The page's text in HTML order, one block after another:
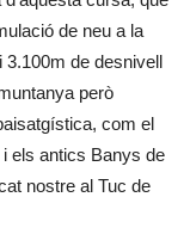
de neu a la
3.100m de desnivell
però
com el
els antics Banys de
nostre al Tuc de